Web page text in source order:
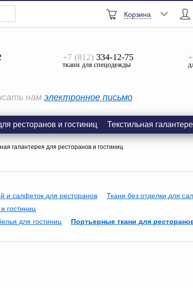
Все
Корзина
+7 (812) 334-12-75
ткани для спецодежды
нам электронное письмо
ресторанов и гостиниц Текстильная
галантерея для ресторанов и гостиниц
и салфеток для ресторанов
Ткани без отделки для
гостиниц
для гостиниц Портьерные ткани для